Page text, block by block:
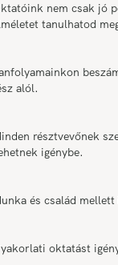
nem csak jó
tanulhatod
alól.
résztvevőnek
igénybe.
és család
oktatást